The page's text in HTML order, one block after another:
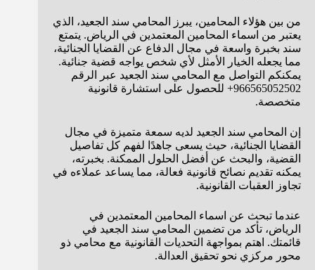
من بين هؤلاء المحامين، يبرز المحامي سند الجعيد، الذي
يعتبر من اسماء المحامين المعتمدين في الرياض. يتمتع
سند بخبرة واسعة في مجال الدفاع عن القضايا الجنائية،
مما يجعله الخيار الأمثل لأي شخص يواجه قضية جنائية.
يمكنكم التواصل مع المحامي سند الجعيد عبر الرقم
966565052502+ للحصول على استشارة قانونية
متخصصة.
إن المحامي سند الجعيد لديه سمعة متميزة في مجال
القضايا الجنائية، حيث يسعى جاهدًا لفهم كل تفاصيل
القضية، والبحث عن أفضل الحلول الممكنة. بخبرته،
يمكنه تقديم نصائح قانونية فعالة، مما يساعد عملاءه في
تجاوز العقبات القانونية.
عندما تبحث عن اسماء المحامين المعتمدين في
الرياض، تأكد من تضمين المحامي سند الجعيد في
قائمتك. اهتم بمواجهة التحديات القانونية مع محامي ذو
محور مركزي نحو تحقيق العدالة.